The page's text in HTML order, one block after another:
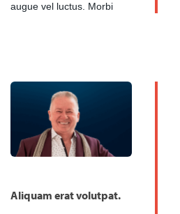
augue vel luctus. Morbi
Aliquam erat volutpat.